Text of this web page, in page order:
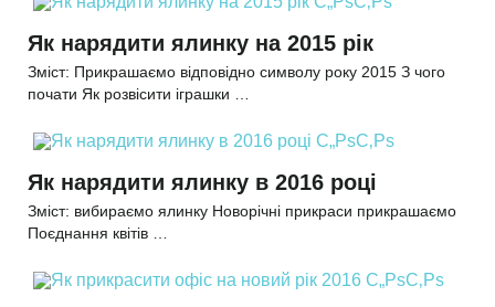
Як нарядити ялинку на 2015 рік
Зміст: Прикрашаємо відповідно символу року 2015 З чого
почати Як розвісити іграшки …
Як нарядити ялинку в 2016 році
Зміст: вибираємо ялинку Новорічні прикраси прикрашаємо
Поєднання квітів …